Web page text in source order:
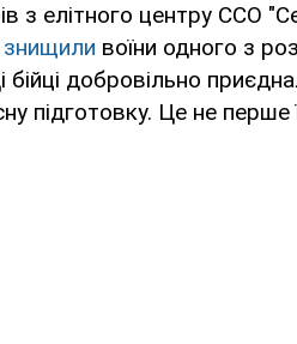
з елітного центру ССО
знищили воїни одного з
бійці добровільно
підготовку. Це не